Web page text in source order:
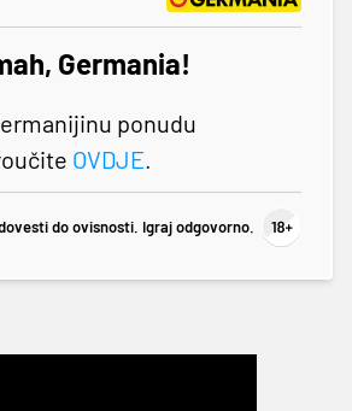
Germania!
ponudu
OVDJE
do ovisnosti. Igraj odgovorno.